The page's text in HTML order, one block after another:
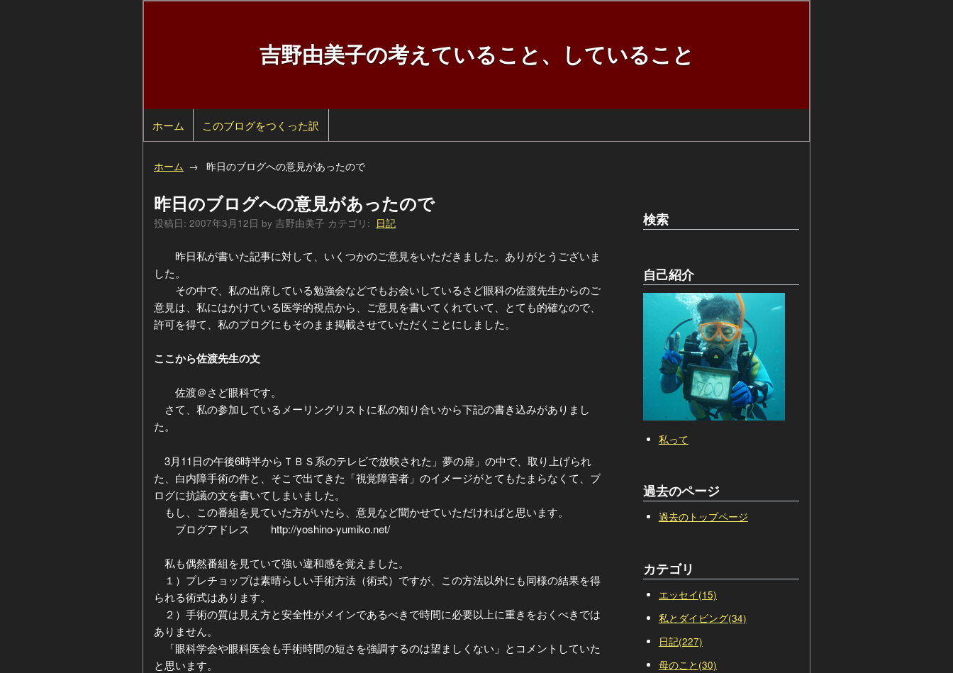
吉野由美子の考えていること、していること
ホーム このブログをつくった訳
検
紹
去
ー
カ
リ
ア
ホーム 昨日のブログへの意見があったので
昨日のブログへの意見があったので
投稿日: 2007年3月12日 by 吉野由美子 カテゴリ: 日記
昨日私が書いた記事に対して、いくつかのご意見をいただきました。ありがとうございま
した。
その中で、私の出席している勉強会などでもお会いしているさど眼科の佐渡先生からのご
意見は、私にはかけている医学的視点から、ご意見を書いてくれていて、とても的確なので、
許可を得て、私のブログにもそのまま掲載させていただくことにしました。
ここから佐渡先生の文
佐渡＠さど眼科です。
さて、私の参加しているメーリングリストに私の知り合いから下記の書き込みがありまし
た。
3月11日の午後6時半からＴＢＳ系のテレビで放映された」夢の扉」の中で、取り上げられ
た、白内障手術の件と、そこで出てきた「視覚障害者」のイメージがとてもたまらなくて、ブ
ログに抗議の文を書いてしまいました。
もし、この番組を見ていた方がいたら、意見など聞かせていただければと思います。
ブログアドレス http://yoshino-yumiko.net/
私も偶然番組を見ていて強い違和感を覚えました。
１）プレチョップは素晴らしい手術方法（術式）ですが、この方法以外にも同様の結果を得
られる術式はあります。
２）手術の質は見え方と安全性がメインであるべきで時間に必要以上に重きをおくべきでは
ありません。
「眼科学会や眼科医会も手術時間の短さを強調するのは望ましくない」とコメントしていた
と思います。
検索
自己紹介
私って
過去のページ
過去のトップページ
カテゴリ
エッセイ(15)
私とダイビング(34)
日記(227)
母のこと(30)